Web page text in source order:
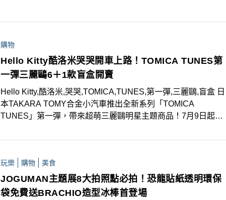
購物
Hello Kitty酷洛米哭哭開車上路！TOMICA TUNES第
一彈三麗鷗6＋1款盲盒開賣
Hello Kitty,酷洛米,哭哭,TOMICA,TUNES,第一彈,三麗鷗,盲盒 日
本TAKARA TOMY合金小汽車推出全新系列「TOMICA
TUNES」第一彈，帶來超萌三麗鷗明星主題商品！7月9日起於
玩樂 購物 美食
JOGUMAN主題展8大拍照點必拍！恐龍貼紙透明環保
袋免費送BRACHIO造型冰棒首登場